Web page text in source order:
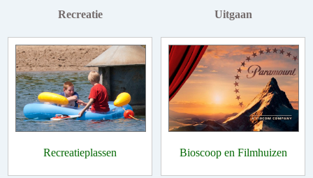
Recreatie
Recreatieplassen
Uitgaan
Bioscoop en Filmhuizen